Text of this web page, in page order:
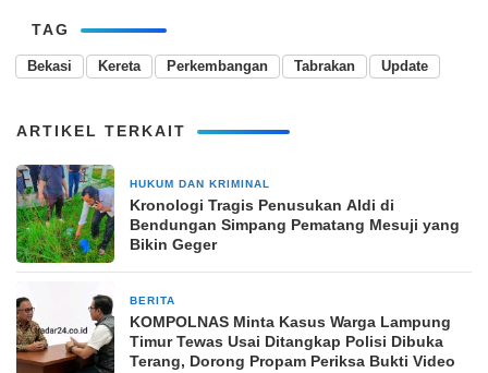
TAG
Bekasi Kereta Perkembangan Tabrakan Update
ARTIKEL TERKAIT
HUKUM DAN KRIMINAL
Kronologi Tragis Penusukan Aldi di
Bendungan Simpang Pematang Mesuji yang
Bikin Geger
BERITA
KOMPOLNAS Minta Kasus Warga Lampung
Timur Tewas Usai Ditangkap Polisi Dibuka
Terang, Dorong Propam Periksa Bukti Video